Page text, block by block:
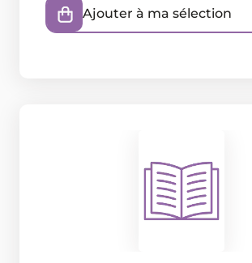
Ajouter à ma sélection